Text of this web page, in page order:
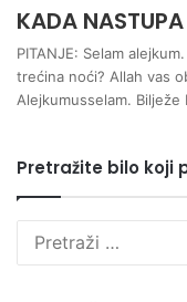
KADA
PITANJE: Selam
trećina noći? Allah vas
Alejkumusselam. Bilježe
Pretražite bilo koji